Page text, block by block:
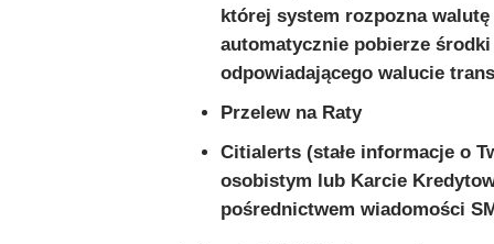
której system rozpozna
automatycznie pobierze
odpowiadającego walucie
Przelew na Raty
Citialerts (stałe informacje o
osobistym lub Karcie
pośrednictwem wiadomości